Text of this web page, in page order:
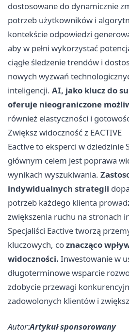
dostosowane do dynamicznie
potrzeb użytkowników i
kontekście odpowiedzi
aby w pełni wykorzystać
ciągłe śledzenie trendów i
nowych wyzwań
inteligencji. AI, jako klucz do
oferuje nieograniczone
również elastyczności i
Zwiększ widoczność z EACTIVE
Eactive to eksperci w dziedzinie
głównym celem jest poprawa
wynikach wyszukiwania.
indywidualnych strategii
potrzeb każdego klienta
zwiększenia ruchu na stronach
Specjaliści Eactive tworzą
kluczowych, coznacząco
widoczności. Inwestowanie w
długoterminowe wsparcie
zdobycie przewagi
zadowolonych klientów i
Autor:Artykuł sponsorowany